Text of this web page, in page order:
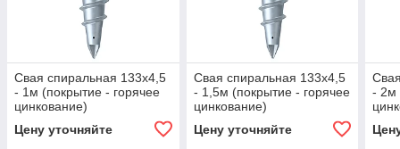
Свая спиральная 133х4,5
- 1м (покрытие - горячее
цинкование)
Цену уточняйте
Свая спиральная 133х4,5
- 1,5м (покрытие - горячее
цинкование)
Цену уточняйте
- 2м